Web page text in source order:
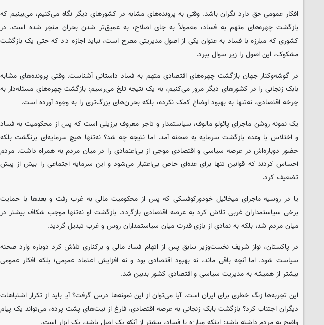
افکار عمومی حق دارد نگران باشد. وقتی به پرونده‌های مشابه در کشورهای دیگر نگاه می‌کنیم، می‌بینیم که
بازگشت چهره‌های متهم به فساد، معمولاً به جای اصلاح، به عمیق‌تر شدن بحران منجر شده است. در
کشوری که مبارزه با فساد به عنوان یکی از اصول مدیریتی مطرح است، نباید اجازه داد که حتی یک بازگشت
مشکوک، این اصول را زیر سوال ببرد.
در گوشه‌وکنار جهان بازگشت چهره‌های اقتصادی متهم به فساد داستانی آشناست. وقتی پرونده‌های مشابه
بابک زنجانی را در کشورهای دیگر مرور می‌کنیم، به یک نتیجه تلخ می‌رسیم: بازگشت چهره‌های مسئله‌دار به
چرخه اقتصادی، نه‌تنها به بهبود اوضاع کمک نکرده، بلکه بحران‌های بزرگ‌تری را به وجود آورده است.
یک نمونه روشن ماجرای پائولو مالوف، سیاستمدار و تاجر معروف برزیلی است که پس از محکومیت به فساد
و اختلاس با وعده بازگشت سرمایه به صحنه آمد. اما نتیجه چه شد؟ نه‌تنها هیچ سرمایه‌ای برنگشت بلکه
حضور دوباره‌اش در عرصه سیاسی و اقتصادی موجی از بی‌اعتمادی را در میان مردم به همراه داشت. مردم
احساس کردند که قوانین تنها برای عده‌ای خاص بی‌اعتبار می‌شود و این سرمایه اجتماعی را بیش از پیش
تضعیف کرد.
یا در روسیه ماجرای میخائیل خودورکوفسکی که پس از محکومیت مالی به غرب رفت و بعدها با حمایت
برخی سیاستمداران غربی تلاش کرد به عرصه اقتصادی بازگردد. بازگشت او نه‌تنها موجب شکاف بیشتر در
میان مردم شد، بلکه به نمادی از بازی قدرت میان سیاستمداران روس و غرب تبدیل گردید.
در پاکستان، نواز شریف نخست‌وزیر سابق پس از اتهام فساد مالی و برکناری تلاش کرد دوباره وارد صحنه
سیاست شود. اما آنچه باقی ماند، نه بهبود اقتصادی بود و نه افزایش اعتماد عمومی؛ بلکه افکار عمومی
بیشتر از همیشه به مدیریت سیاسی و اقتصادی کشور بدبین شد.
این تجربه‌ها زنگ خطری برای ایران است. آیا می‌توان از این نمونه‌ها درس گرفت؟ آیا باید از تکرار اشتباهات
دیگران اجتناب کرد؟ بازگشت بابک زنجانی به عرصه اقتصادی، فارغ از نیت‌های پشت پرده، می‌تواند یک پیام
واضح به مردم داشته باشد: اینکه مبارزه با فساد، بیشتر از آنکه یک اصل باشد، یک ابزار است.